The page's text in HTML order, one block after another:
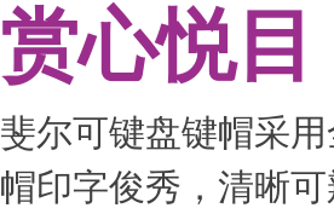
赏心悦目
斐尔可键盘键帽采
帽印字俊秀，清晰